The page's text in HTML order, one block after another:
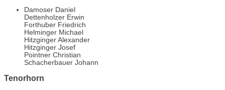
Damoser Daniel
Dettenholzer Erwin
Forthuber Friedrich
Helminger Michael
Hitzginger Alexander
Hitzginger Josef
Pointner Christian
Schacherbauer Johann
Tenorhorn